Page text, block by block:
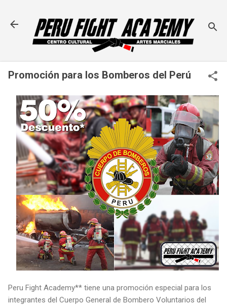
Promoción para los Bomberos del Perú
Peru Fight Academy** tiene una promoción especial para los
integrantes del Cuerpo General de Bombero Voluntarios del